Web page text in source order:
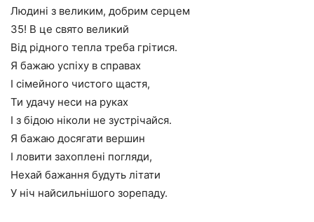
Людині з великим, добрим серцем
35! В це свято великий
Від рідного тепла треба грітися.
Я бажаю успіху в справах
І сімейного чистого щастя,
Ти удачу неси на руках
І з бідою ніколи не зустрічайся.
Я бажаю досягати вершин
І ловити захоплені погляди,
Нехай бажання будуть літати
У ніч найсильнішого зорепаду.